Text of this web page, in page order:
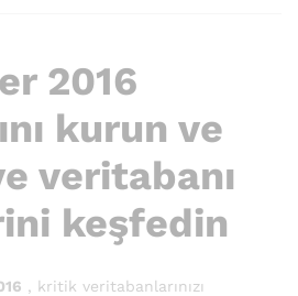
2016
kurun ve
veritabanı
keşfedin
, kritik veritabanlarınızı